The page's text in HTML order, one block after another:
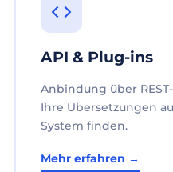
API & Plug-ins
Anbindung über
Ihre Übersetzungen
System finden.
Mehr erfahren →